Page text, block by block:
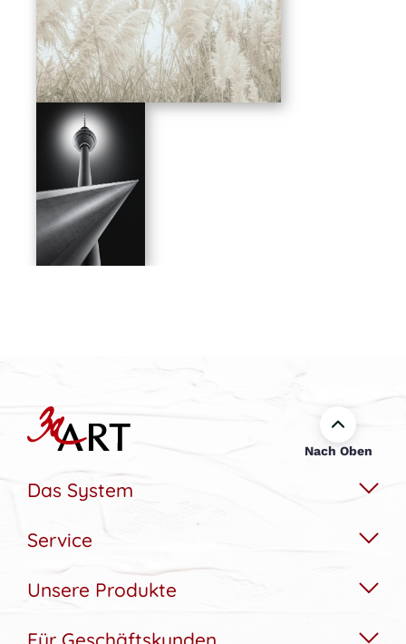
Nach Oben
Das System
Das Wechselbildsystem
Nachhaltigkeit
Service
Hilfe & Kontakt
Unsere Produkte
Akustikbilder
Für Geschäftskunden